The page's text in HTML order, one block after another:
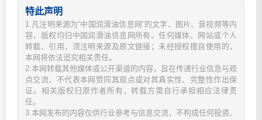
特此声明
1.凡注明来源为“中国润滑油信息网”的文字、图片、音视频等内
容，版权均归中国润滑油信息网所有。任何媒体、网站或个人
转载、引用，须注明来源及原文链接；未经授权擅自使用的，
本网将依法追究相关责任。
2.本网转载其他媒体或公开渠道的内容，旨在传递行业信息与观
点交流，不代表本网赞同其观点或对其真实性、完整性作出保
证。相关版权归原作者所有，转载方需自行承担相应法律责
任。
3.本网发布的内容仅供行业参考与信息交流，不构成任何投资、